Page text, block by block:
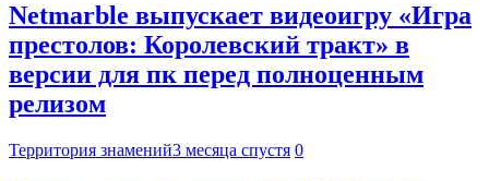
Netmarble выпускает видеоигру «Игра
престолов: Королевский тракт» в
версии для пк перед полноценным
релизом
Территория знамений3 месяца спустя 0